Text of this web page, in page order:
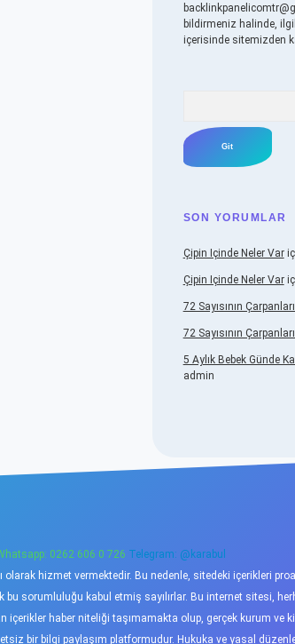
bildirmeniz halinde,
içerisinde sitemizden
SON YORUMLAR
Çipin Içinde Neler Var
Çipin Içinde Neler Var
72 Sayısının
72 Sayısının
5 Aylık Bebek Günde
admin
0262 606 0 726 Telegram: @karabul
hizmet vermektedir. Bu nedenle, sitedeki içerikleri
sorumluluğu kabul etmiş sayılırlar. Bu internet sitesi,
içerikler haber niteliği taşımamakta olup, gerçek kurum ve
bir bilgi paylaşım platformudur. Hukuka ve yasal